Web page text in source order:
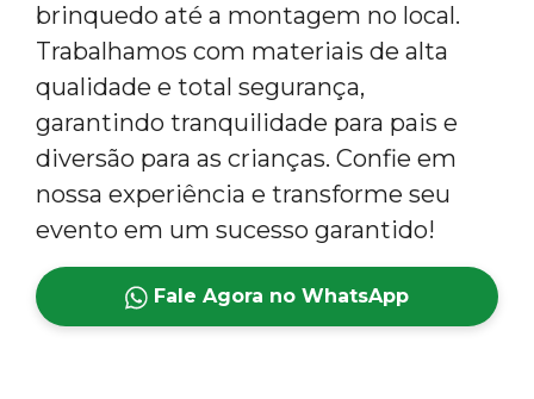
brinquedo até a montagem no local.
Trabalhamos com materiais de alta
qualidade e total segurança,
garantindo tranquilidade para pais e
diversão para as crianças. Confie em
nossa experiência e transforme seu
evento em um sucesso garantido!
Fale Agora no WhatsApp